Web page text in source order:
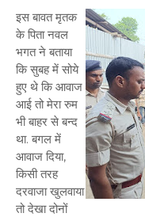
इस बावत मृतक
के पिता नवल
भगत ने बताया
कि सुबह में सोये
हुए थे कि आवाज
आई तो मेरा रुम
भी बाहर से बन्द
था. बगल में
आवाज दिया,
किसी तरह
दरवाजा खुलवाया
तो देखा दोनों